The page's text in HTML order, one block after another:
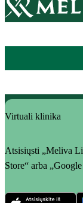
Virtuali klinika
Atsisiųsti „Meliva
Store“ arba